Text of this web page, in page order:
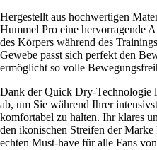
Hergestellt aus hochwertigen
Hummel Pro eine hervorragende
des Körpers während des
Gewebe passt sich perfekt den
ermöglicht so volle
Dank der Quick Dry-Technologie
ab, um Sie während Ihrer
komfortabel zu halten. Ihr klares
den ikonischen Streifen der
echten Must-have für alle Fans